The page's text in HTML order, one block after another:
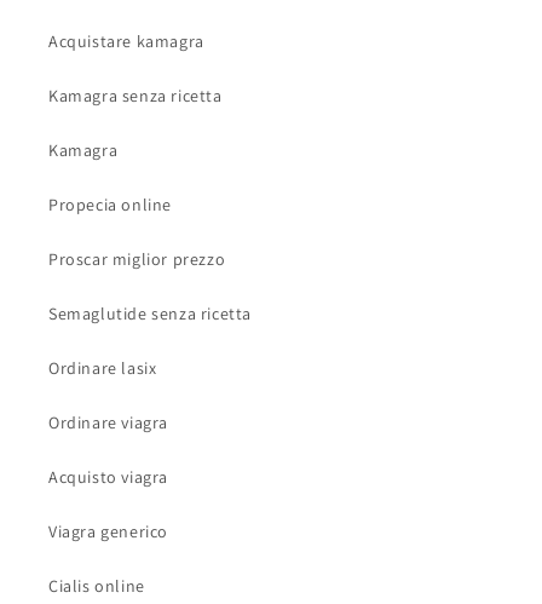
Acquistare kamagra
Kamagra senza ricetta
Kamagra
Propecia online
Proscar miglior prezzo
Semaglutide senza ricetta
Ordinare lasix
Ordinare viagra
Acquisto viagra
Viagra generico
Cialis online